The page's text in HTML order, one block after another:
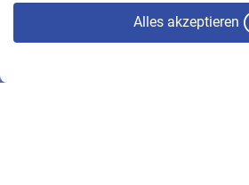
Alles akzeptieren
© VBL 2026